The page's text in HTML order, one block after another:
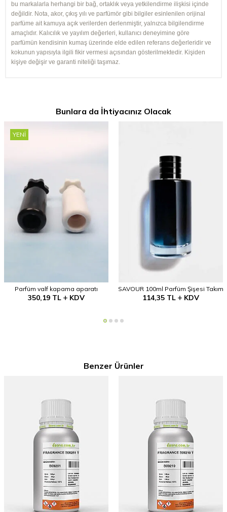
bu markalarla herhangi bir bağ, ortaklık veya yetkilendirme ilişkisi içinde
değildir. Nota, akor, çıkış yılı ve parfümör gibi bilgiler esinlenilen orijinal
parfüme ait kamuya açık verilerden derlenmiştir, yalnızca bilgilendirme
amaçlıdır. Kalıcılık ve yayılım değerleri, kullanıcı deneyimine göre
parfümün kendisinin kumaş üzerinde elde edilen referans değerleridir ve
kokunun yapısıyla ilgili fikir vermesi açısından gösterilmektedir. Kişiden
kişiye değişir ve garanti niteliği taşımaz.
Bunlara da İhtiyacınız Olacak
YENI
Parfüm valf kapama aparatı
350,19TL KDV
SAVOUR 100ml Parfüm Şişesi Takım
114,35 TL KDV
Benzer Ürünler